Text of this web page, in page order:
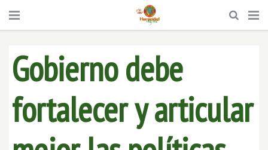
Gobierno debe
fortalecer y articular